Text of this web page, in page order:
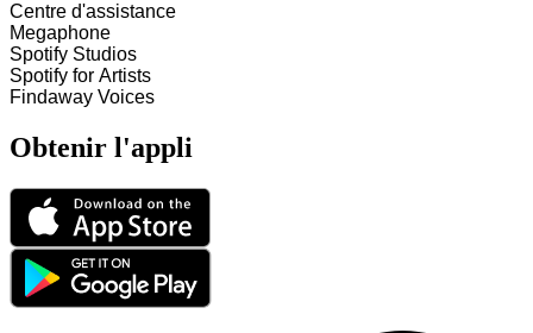
Centre d'assistance
Megaphone
Spotify Studios
Spotify for Artists
Findaway Voices
Obtenir l'appli